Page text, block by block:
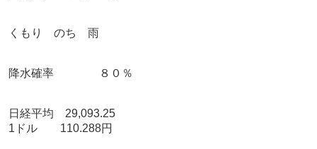
くもり のち 雨
降水確率 ８０％
日経平均 29,093.25
1ドル 110.288円